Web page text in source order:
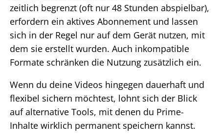
zeitlich begrenzt (oft nur 48 Stunden abspielbar),
erfordern ein aktives Abonnement und lassen
sich in der Regel nur auf dem Gerät nutzen, mit
dem sie erstellt wurden. Auch inkompatible
Formate schränken die Nutzung zusätzlich ein.
Wenn du deine Videos hingegen dauerhaft und
flexibel sichern möchtest, lohnt sich der Blick
auf alternative Tools, mit denen du Prime-
Inhalte wirklich permanent speichern kannst.